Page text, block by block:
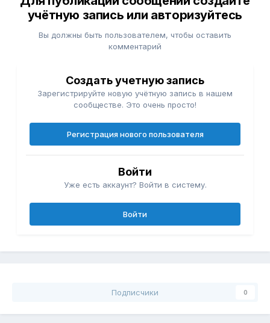
учётную запись или авторизуйтесь
Вы должны быть пользователем, чтобы оставить
комментарий
Создать учетную запись
Зарегистрируйте новую учётную запись в нашем
сообществе. Это очень просто!
Регистрация нового пользователя
Войти
Уже есть аккаунт? Войти в систему.
Войти
Подписчики 0